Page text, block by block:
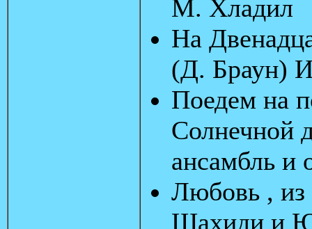
М. Хладил
На
(Д. Браун)
Поедем на
Солнечной
ансамбль и
Любовь ,
Шахиди и